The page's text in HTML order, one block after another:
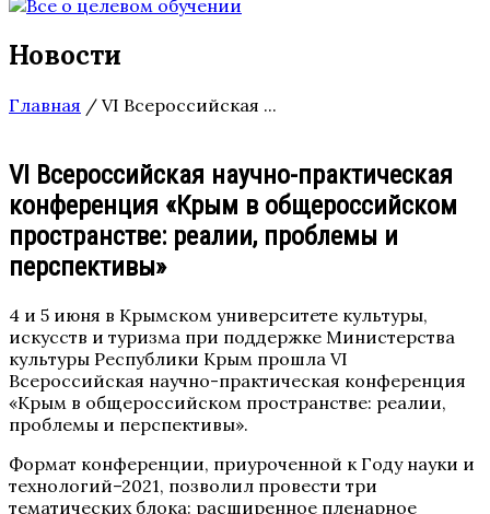
Новости
Главная / VI Всероссийская ...
VI Всероссийская научно-практическая
конференция «Крым в общероссийском
пространстве: реалии, проблемы и
перспективы»
4 и 5 июня в Крымском университете культуры,
искусств и туризма при поддержке Министерства
культуры Республики Крым прошла VI
Всероссийская научно-практическая конференция
«Крым в общероссийском пространстве: реалии,
проблемы и перспективы».
Формат конференции, приуроченной к Году науки и
технологий–2021, позволил провести три
тематических блока: расширенное пленарное